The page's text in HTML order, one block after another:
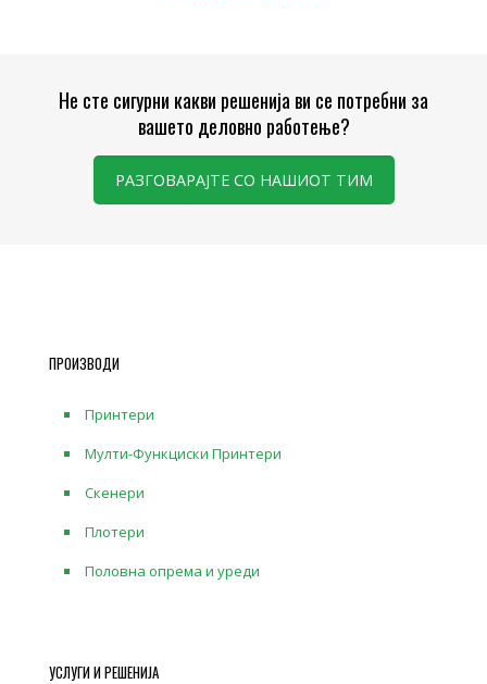
Не сте сигурни какви решенија ви се потребни за
вашето деловно работење?
РАЗГОВАРАЈТЕ СО НАШИОТ ТИМ
ПРОИЗВОДИ
Принтери
Мулти-Функциски Принтери
Скенери
Плотери
Половна опрема и уреди
УСЛУГИ И РЕШЕНИЈА